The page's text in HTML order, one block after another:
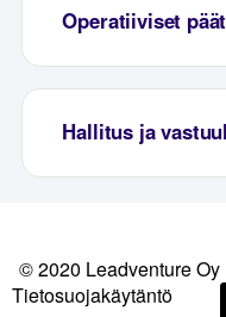
Operatiiviset
Hallitus ja
© 2020 Leadventure Oy
Tietosuojakäytäntö